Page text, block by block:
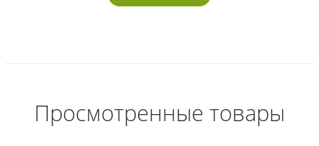
Просмотренные товары